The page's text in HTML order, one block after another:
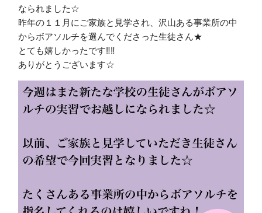
なられました☆
昨年の１１月にご家族と見学され、沢山ある事業所の中
からボアソルチを選んでくださった生徒さん★
とても嬉しかったです‼︎‼︎
ありがとうございます☆